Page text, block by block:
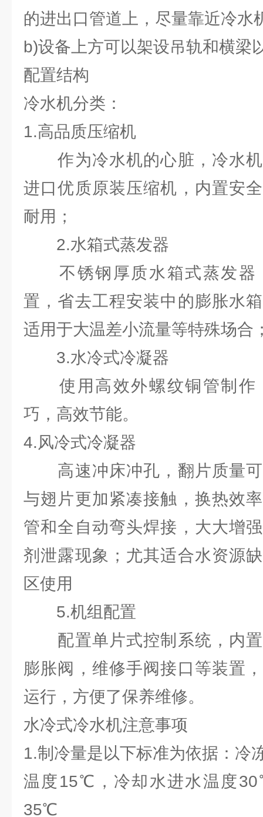
的进出口管道上，尽量靠近冷水
b)设备上方可以架设吊轨和横梁
配置结构
冷水机分类：
1.高品质压缩机
作为冷水机的心脏，冷水机
进口优质原装压缩机，内置安
耐用；
2.水箱式蒸发器
不锈钢厚质水箱式蒸发器
置，省去工程安装中的膨胀水
适用于大温差小流量等特殊场合
3.水冷式冷凝器
使用高效外螺纹铜管制作
巧，高效节能。
4.风冷式冷凝器
高速冲床冲孔，翻片质量可
与翅片更加紧凑接触，换热效
管和全自动弯头焊接，大大增
剂泄露现象；尤其适合水资源
区使用
5.机组配置
配置单片式控制系统，内置
膨胀阀，维修手阀接口等装置
运行，方便了保养维修。
水冷式冷水机注意事项
1.制冷量是以下标准为依据：冷
温度15℃，冷却水进水温度
35℃